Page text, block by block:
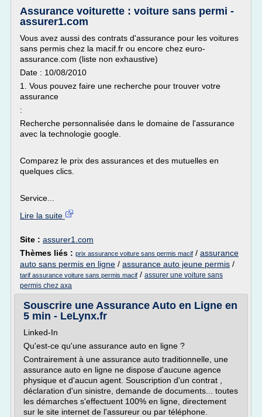
Assurance voiturette : voiture sans permi -
assurer1.com
Vous avez aussi des contrats d'assurance pour les voitures
sans permis chez la macif.fr ou encore chez euro-
assurance.com (liste non exhaustive)
Date : 10/08/2010
1. Vous pouvez faire une recherche pour trouver votre
assurance
:
Recherche personnalisée dans le domaine de l'assurance
avec la technologie google.
Comparez le prix des assurances et des mutuelles en
quelques clics.
Service...
Lire la suite
Site : assurer1.com
Thèmes liés : prix assurance voiture sans permis macif / assurance
auto sans permis en ligne / assurance auto jeune permis /
tarif assurance voiture sans permis macif / assurer une voiture sans
permis chez axa
Souscrire une Assurance Auto en Ligne en
5 min - LeLynx.fr
Linked-In
Qu'est-ce qu'une assurance auto en ligne ?
Contrairement à une assurance auto traditionnelle, une
assurance auto en ligne ne dispose d'aucune agence
physique et d'aucun agent. Souscription d'un contrat ,
déclaration d'un sinistre, demande de documents... toutes
les démarches s'effectuent 100% en ligne, directement
sur le site internet de l'assureur ou par téléphone.